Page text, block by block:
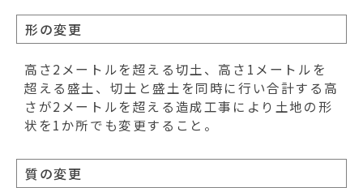
形の変更
高さ2メートルを超える切土、高さ1メートルを
超える盛土、切土と盛土を同時に行い合計する高
さが2メートルを超える造成工事により土地の形
状を1か所でも変更すること。
質の変更